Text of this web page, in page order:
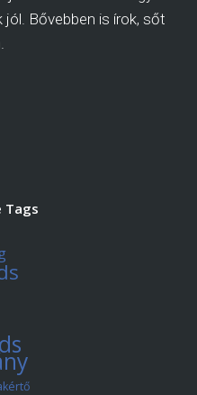
jól. Bővebben is írok, sőt
Tags